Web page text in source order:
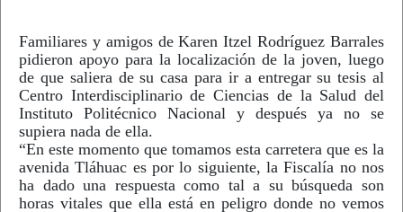
Familiares y amigos de Karen Itzel Rodríguez Barrales
pidieron apoyo para la localización de la joven, luego
de que saliera de su casa para ir a entregar su tesis al
Centro Interdisciplinario de Ciencias de la Salud del
Instituto Politécnico Nacional y después ya no se
supiera nada de ella.
“En este momento que tomamos esta carretera que es la
avenida Tláhuac es por lo siguiente, la Fiscalía no nos
ha dado una respuesta como tal a su búsqueda son
horas vitales que ella está en peligro donde no vemos